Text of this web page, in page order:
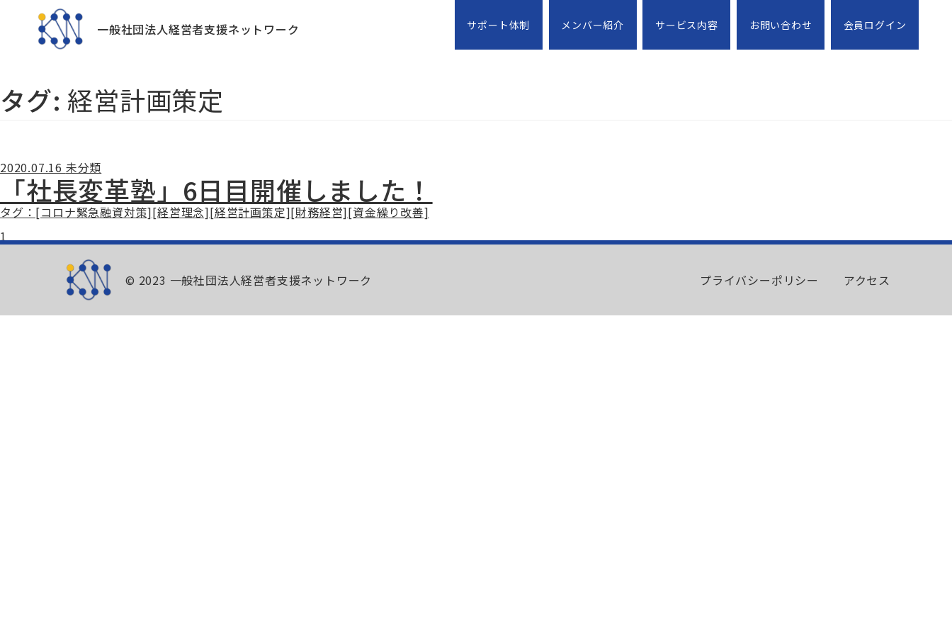
一般社団法人経営者支援ネットワーク サポート体制 メンバー紹介 サービス内容 お問い合わせ 会員ログイン
タグ: 経営計画策定
2020.07.16 未分類
「社長変革塾」6日目開催しました！
タグ：[コロナ緊急融資対策][経営理念][経営計画策定][財務経営][資金繰り改善]
1
© 2023 一般社団法人経営者支援ネットワーク プライバシーポリシー アクセス